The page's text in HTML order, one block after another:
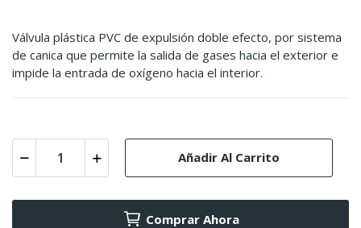
Válvula plástica PVC de expulsión doble efecto, por sistema
de canica que permite la salida de gases hacia el exterior e
impide la entrada de oxígeno hacia el interior.
Añadir Al Carrito
Comprar Ahora